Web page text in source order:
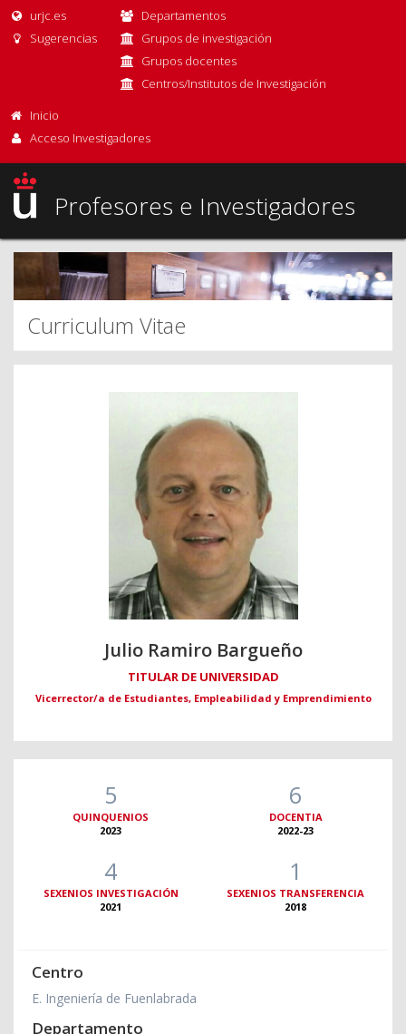
urjc.es
Sugerencias
Departamentos
Grupos de investigación
Grupos docentes
Centros/Institutos de Investigación
Inicio
Acceso Investigadores
Profesores e Investigadores
Curriculum Vitae
Julio Ramiro Bargueño
TITULAR DE UNIVERSIDAD
Vicerrector/a de Estudiantes, Empleabilidad y Emprendimiento
5
QUINQUENIOS
2023
6
DOCENTIA
2022-23
4
SEXENIOS INVESTIGACIÓN
2021
1
SEXENIOS TRANSFERENCIA
2018
Centro
E. Ingeniería de Fuenlabrada
Departamento